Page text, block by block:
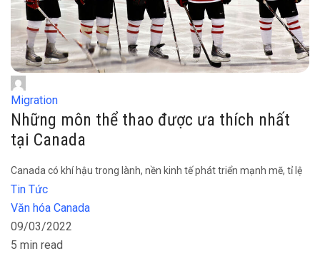
Migration
Những môn thể thao được ưa thích nhất
tại Canada
Canada có khí hậu trong lành, nền kinh tế phát triển mạnh mẽ, tỉ lệ
Tin Tức
Văn hóa Canada
09/03/2022
5 min read